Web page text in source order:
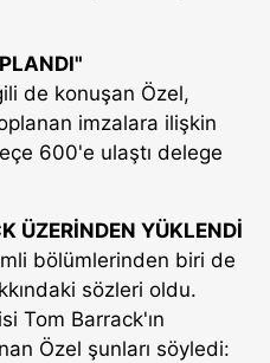
de konuşan Özel,
imzalara ilişkin
600'e ulaştı delege
ÜZERİNDEN YÜKLENDİ
bölümlerinden biri de
sözleri oldu.
Tom Barrack'ın
Özel şunları söyledi: